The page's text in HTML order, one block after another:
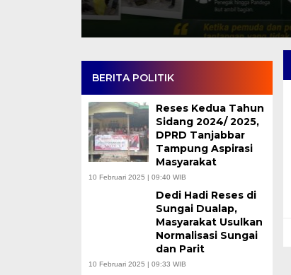
BERITA POLITIK
Reses Kedua Tahun
Sidang 2024/ 2025,
DPRD Tanjabbar
Tampung Aspirasi
Masyarakat
10 Februari 2025 | 09:40 WIB
Dedi Hadi Reses di
Sungai Dualap,
Masyarakat Usulkan
Normalisasi Sungai
dan Parit
10 Februari 2025 | 09:33 WIB